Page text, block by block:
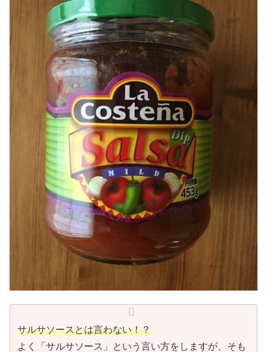
サルサソースとは言わない！？
よく「サルサソース」という言い方をしますが、そも